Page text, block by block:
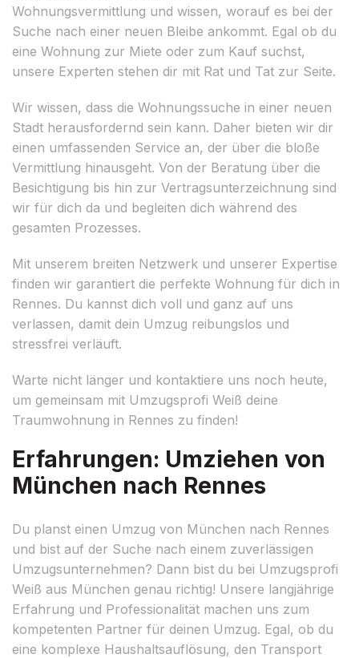
Wohnungsvermittlung und wissen, worauf es bei der
Suche nach einer neuen Bleibe ankommt. Egal ob du
eine Wohnung zur Miete oder zum Kauf suchst,
unsere Experten stehen dir mit Rat und Tat zur Seite.
Wir wissen, dass die Wohnungssuche in einer neuen
Stadt herausfordernd sein kann. Daher bieten wir dir
einen umfassenden Service an, der über die bloße
Vermittlung hinausgeht. Von der Beratung über die
Besichtigung bis hin zur Vertragsunterzeichnung sind
wir für dich da und begleiten dich während des
gesamten Prozesses.
Mit unserem breiten Netzwerk und unserer Expertise
finden wir garantiert die perfekte Wohnung für dich in
Rennes. Du kannst dich voll und ganz auf uns
verlassen, damit dein Umzug reibungslos und
stressfrei verläuft.
Warte nicht länger und kontaktiere uns noch heute,
um gemeinsam mit Umzugsprofi Weiß deine
Traumwohnung in Rennes zu finden!
Erfahrungen: Umziehen von
München nach Rennes
Du planst einen Umzug von München nach Rennes
und bist auf der Suche nach einem zuverlässigen
Umzugsunternehmen? Dann bist du bei Umzugsprofi
Weiß aus München genau richtig! Unsere langjährige
Erfahrung und Professionalität machen uns zum
kompetenten Partner für deinen Umzug. Egal, ob du
eine komplexe Haushaltsauflösung, den Transport